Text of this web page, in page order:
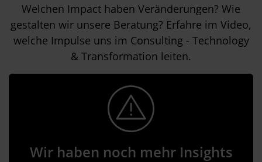
Welchen Impact haben Veränderungen? Wie
gestalten wir unsere Beratung? Erfahre im Video,
welche Impulse uns im Consulting - Technology
& Transformation leiten.
Wir haben noch mehr Insights